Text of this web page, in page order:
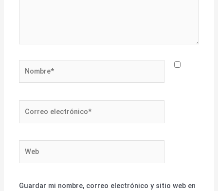
electrónico*
Guardar mi nombre, correo electrónico y sitio web en